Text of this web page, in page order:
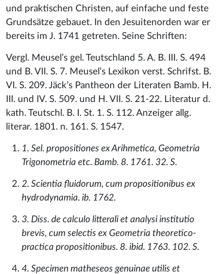
und praktischen Christen, auf einfache und feste
Grundsätze gebauet. In den Jesuitenorden war er
bereits im J. 1741 getreten. Seine Schriften:
Vergl. Meusel’s gel. Teutschland 5. A. B. III. S. 494
und B. VII. S. 7. Meusel’s Lexikon verst. Schrifst. B.
VI. S. 209. Jäck’s Pantheon der Literaten Bamb. H.
III. und IV. S. 509. und H. VII. S. 21-22. Literatur d.
kath. Teutschl. B. I. St. 1. S. 112. Anzeiger allg.
literar. 1801. n. 161. S. 1547.
1. Sel. propositiones ex Arihmetica, Geometria
Trigonometria etc. Bamb. 8. 1761. 32. S.
2. Scientia fluidorum, cum propositionibus ex
hydrodynamia. ib. 1762.
3. Diss. de calculo litterali et analysi institutio
brevis, cum selectis ex Geometria theoretico-
practica propositionibus. 8. ibid. 1763. 102. S.
4. Specimen matheseos genuinae utilis et